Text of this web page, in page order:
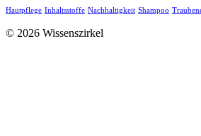
Hautpflege Inhaltsstoffe Nachhaltigkeit Shampoo
© 2026 Wissenszirkel